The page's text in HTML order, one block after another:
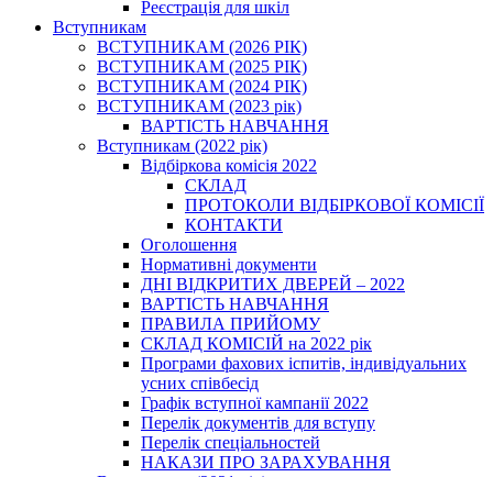
Реєстрація для шкіл
Вступникам
ВСТУПНИКАМ (2026 РІК)
ВСТУПНИКАМ (2025 РІК)
ВСТУПНИКАМ (2024 РІК)
ВСТУПНИКАМ (2023 рік)
ВАРТІСТЬ НАВЧАННЯ
Вступникам (2022 рік)
Відбіркова комісія 2022
СКЛАД
ПРОТОКОЛИ ВІДБІРКОВОЇ КОМІСІЇ
КОНТАКТИ
Оголошення
Нормативні документи
ДНІ ВІДКРИТИХ ДВЕРЕЙ – 2022
ВАРТІСТЬ НАВЧАННЯ
ПРАВИЛА ПРИЙОМУ
СКЛАД КОМІСІЙ на 2022 рік
Програми фахових іспитів, індивідуальних
усних співбесід
Графік вступної кампанії 2022
Перелік документів для вступу
Перелік спеціальностей
НАКАЗИ ПРО ЗАРАХУВАННЯ